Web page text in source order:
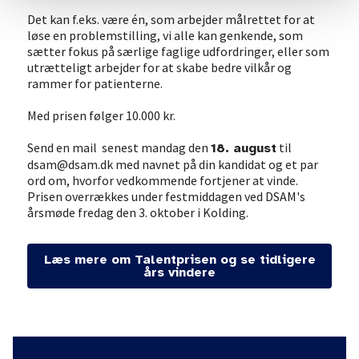
Det kan f.eks. være én, som arbejder målrettet for at
løse en problemstilling, vi alle kan genkende, som
sætter fokus på særlige faglige udfordringer, eller som
utrætteligt arbejder for at skabe bedre vilkår og
rammer for patienterne.
Med prisen følger 10.000 kr.
Send en mail senest mandag den 18. august til
dsam@dsam.dk med navnet på din kandidat og et par
ord om, hvorfor vedkommende fortjener at vinde.
Prisen overrækkes under festmiddagen ved DSAM's
årsmøde fredag den 3. oktober i Kolding.
Læs mere om Talentprisen og se tidligere
års vindere